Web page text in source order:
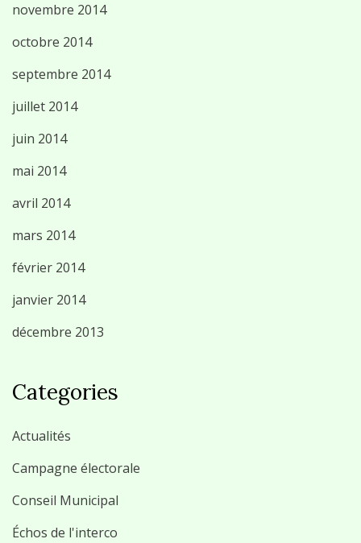
novembre 2014
octobre 2014
septembre 2014
juillet 2014
juin 2014
mai 2014
avril 2014
mars 2014
février 2014
janvier 2014
décembre 2013
Categories
Actualités
Campagne électorale
Conseil Municipal
Échos de l'interco